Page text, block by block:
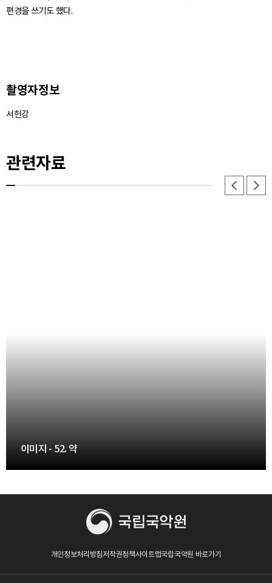
24. 조촉 - 이미지
25. 조촉 - 이미지
26. 노고 - 이미지
27. 노고 - 이미지
촬영자정보
서헌강
관련자료
이미지 - 52. 약
개인정보처리방침저작권정책사이트맵국립국악원 바로가기